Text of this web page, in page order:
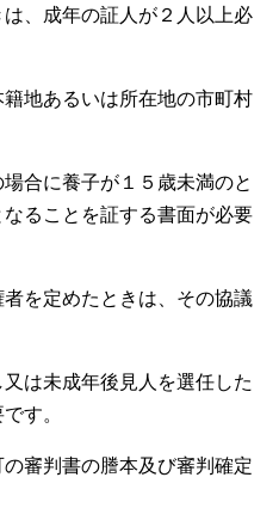
、成年の証人が２人以上必
地あるいは所在地の市町村
合に養子が１５歳未満のと
ることを証する書面が必要
を定めたときは、その協議
は未成年後見人を選任した
す。
審判書の謄本及び審判確定